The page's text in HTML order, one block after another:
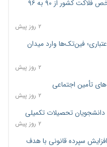
فشار اقتصادی در مسیر صعود؛ شاخص فلاکت کشور از ۹۰ به ۹۶
۲ روز پیش
اعتباری؛ فین‌تک‌ها وارد میدان
۲ روز پیش
۲ روز پیش
دانشجویان تحصیلات تکمیلی
۲ روز پیش
سپرده قانونی با هدف